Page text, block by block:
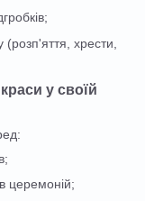
(розп'яття, хрести,
у своїй
церемоній;